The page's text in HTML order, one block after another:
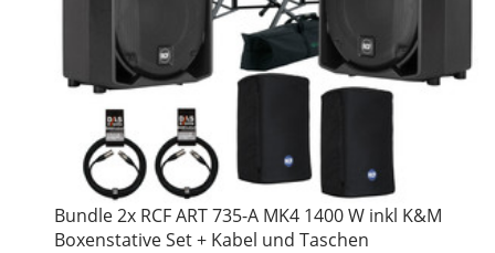
Bundle 2x RCF ART 735-A MK4 1400 W inkl K&M
Boxenstative Set + Kabel und Taschen